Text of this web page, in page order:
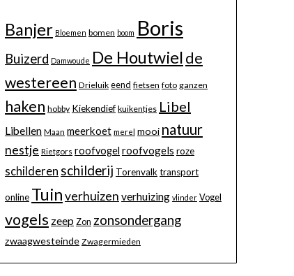
Banjer Bloemen bomen boom Boris
Buizerd Damwoude De Houtwielde
westereen Drieluik eend fietsen foto ganzen
haken hobby Kiekendief kuikentjes Libel
Libellen Maan meerkoet merel mooi natuur
nestje Rietgors roofvogel roofvogels roze
schilderen schilderij Torenvalktransport
online Tuinverhuizen verhuizing vlinder Vogel
vogels zeep Zon zonsondergang
zwaagwesteinde Zwagermieden